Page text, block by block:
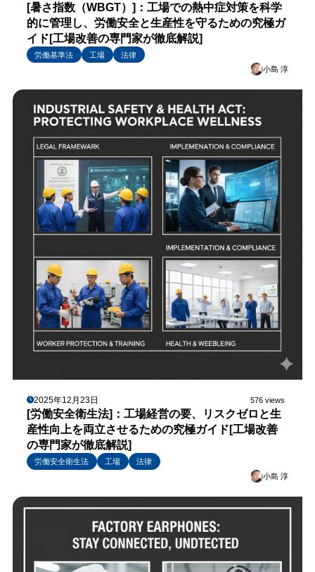
[暑さ指数（WBGT）]：工場での熱中症対策を科学
的に管理し、労働安全と生産性を守るための究極ガ
イド[工場改善の専門家が徹底解説]
労働基準法 工場
法律
小島 淳
2025年12月23日 576 views
[労働安全衛生法]：工場経営の要、リスクゼロと生
産性向上を両立させるための究極ガイド[工場改善
の専門家が徹底解説]
労働安全衛生法 工場
法律
小島 淳